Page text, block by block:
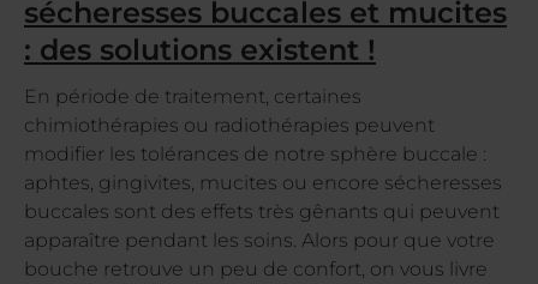
sécheresses buccales et mucites
: des solutions existent !
En période de traitement, certaines
chimiothérapies ou radiothérapies peuvent
modifier les tolérances de notre sphère buccale :
aphtes, gingivites, mucites ou encore sécheresses
buccales sont des effets très gênants qui peuvent
apparaître pendant les soins. Alors pour que votre
bouche retrouve un peu de confort, on vous livre